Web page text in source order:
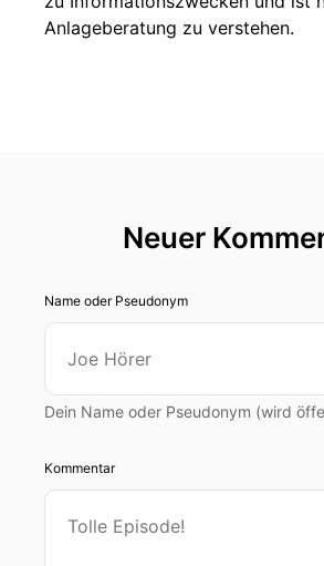
Anlageberatung zu verstehen.
Neuer
Name oder Pseudonym
Dein Name oder Pseudonym (wird
Kommentar